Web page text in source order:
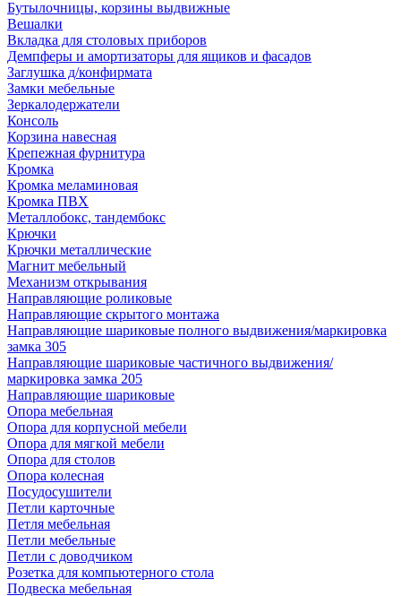
Бутылочницы, корзины выдвижные
Вешалки
Вкладка для столовых приборов
Демпферы и амортизаторы для ящиков и фасадов
Заглушка д/конфирмата
Замки мебельные
Зеркалодержатели
Консоль
Корзина навесная
Крепежная фурнитура
Кромка
Кромка меламиновая
Кромка ПВХ
Металлобокс, тандембокс
Крючки
Крючки металлические
Магнит мебельный
Механизм открывания
Направляющие роликовые
Направляющие скрытого монтажа
Направляющие шариковые полного выдвижения/маркировка
замка 305
Направляющие шариковые частичного выдвижения/
маркировка замка 205
Направляющие шариковые
Опора мебельная
Опора для корпусной мебели
Опора для мягкой мебели
Опора для столов
Опора колесная
Посудосушители
Петли карточные
Петля мебельная
Петли мебельные
Петли с доводчиком
Розетка для компьютерного стола
Подвеска мебельная